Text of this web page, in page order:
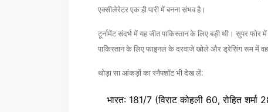
एक्सीलेरेटर एक ही पारी में बनना संभव है।
टूर्नामेंट संदर्भ में यह जीत पाकिस्तान के लिए बड़ी थी। सुपर
पाकिस्तान के लिए फाइनल के दरवाजे खोले और ड्रेसिंग रूम में
थोड़ा सा आंकड़ों का स्नैपशॉट भी देख लें:
भारत: 181/7 (विराट कोहली 60, रोहित